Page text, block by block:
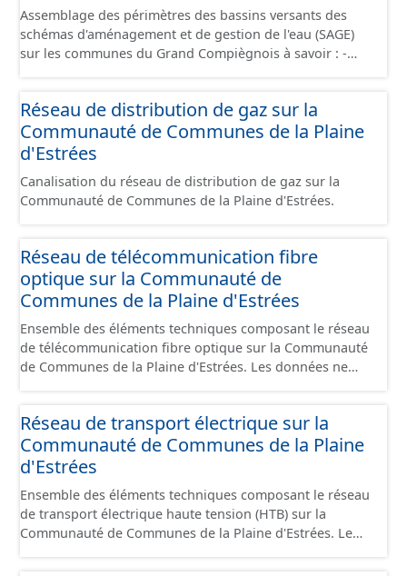
Assemblage des périmètres des bassins versants des
schémas d'aménagement et de gestion de l'eau (SAGE)
sur les communes du Grand Compiègnois à savoir : -
planification qui fixe les objectifs et les règles de gestion
locale de l’eau pour un périmètre hydrographique
cohérent. Le SAGE est élaboré et mis en œuvre par les
représentants de l’État…) réunis au sein de la
commission locale de l’eau (CLE). Il établit un projet pour
l’État puisque ce sont les arrêtés préfectoraux qui
délimitent le périmètre, constituent la composition de la
CLE et approuvent le SAGE.
Réseau de distribution de gaz sur la
Communauté de Communes de la Plaine
d'Estrées
Canalisation du réseau de distribution de gaz sur la
Communauté de Communes de la Plaine d'Estrées.
Réseau de télécommunication fibre
optique sur la Communauté de
Communes de la Plaine d'Estrées
Ensemble des éléments techniques composant le réseau
de télécommunication fibre optique sur la Communauté
de Communes de la Plaine d'Estrées. Les données ne
Réseau de transport électrique sur la
Communauté de Communes de la Plaine
d'Estrées
Ensemble des éléments techniques composant le réseau
de transport électrique haute tension (HTB) sur la
Communauté de Communes de la Plaine d'Estrées. Le